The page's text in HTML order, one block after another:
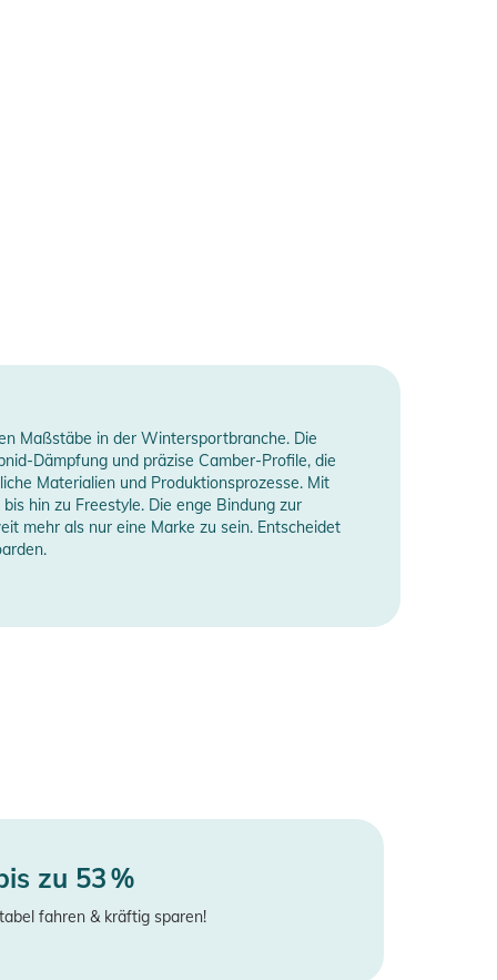
Maßstäbe in der Wintersportbranche. Die
Dämpfung und präzise Camber-Profile, die
Materialien und Produktionsprozesse. Mit
hin zu Freestyle. Die enge Bindung zur
mehr als nur eine Marke zu sein. Entscheidet
zu 53 %
fahren & kräftig sparen!